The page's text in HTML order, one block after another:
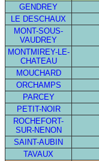
GENDREY
LE DESCHAUX
MONT-SOUS-
VAUDREY
MONTMIREY-LE-
CHATEAU
MOUCHARD
ORCHAMPS
PARCEY
PETIT-NOIR
ROCHEFORT-
SUR-NENON
SAINT-AUBIN
TAVAUX